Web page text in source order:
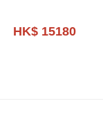
HK$ 15180